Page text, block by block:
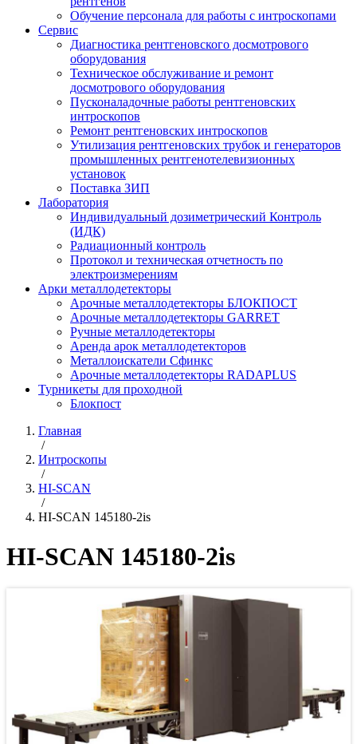
Обучение персонала для работы с интроскопами
Сервис
Диагностика рентгеновского досмотрового
оборудования
Техническое обслуживание и ремонт
досмотрового оборудования
Пусконаладочные работы рентгеновских
интроскопов
Ремонт рентгеновских интроскопов
Утилизация рентгеновских трубок и генераторов
промышленных рентгенотелевизионных
установок
Поставка ЗИП
Лаборатория
Индивидуальный дозиметрический Контроль
(ИДК)
Радиационный контроль
Протокол и техническая отчетность по
электроизмерениям
Арки металлодетекторы
Арочные металлодетекторы БЛОКПОСТ
Арочные металлодетекторы GARRET
Ручные металлодетекторы
Аренда арок металлодетекторов
Металлоискатели Сфинкс
Арочные металлодетекторы RADAPLUS
Турникеты для проходной
Блокпост
Главная
/
Интроскопы
/
HI-SCAN
/
HI-SCAN 145180-2is
HI-SCAN 145180-2is